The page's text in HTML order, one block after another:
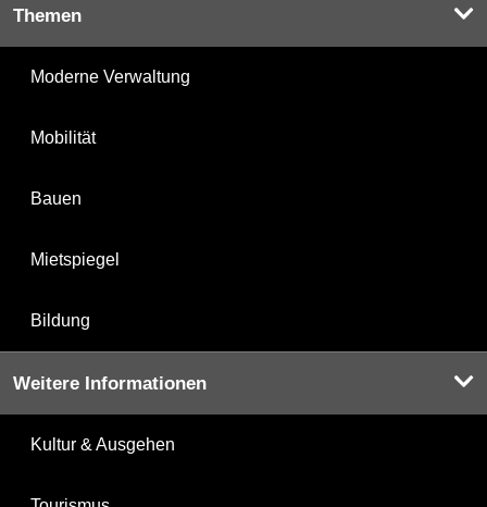
Themen
Moderne Verwaltung
Mobilität
Bauen
Mietspiegel
Bildung
Weitere Informationen
Kultur & Ausgehen